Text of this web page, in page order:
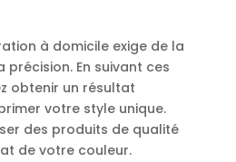
à domicile exige de la
En suivant ces
obtenir un résultat
votre style unique.
des produits de qualité
de votre couleur.